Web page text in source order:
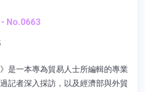
No.0663
是一本專為貿易人士所編輯的專業
記者深入採訪，以及經濟部與外貿